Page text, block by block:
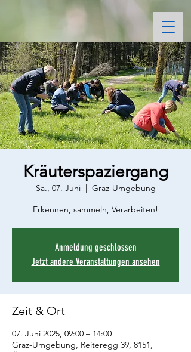
Kräuterspaziergang
Sa., 07. Juni
  |
Graz-Umgebung
Erkennen, sammeln, Verarbeiten!
Anmeldung geschlossen
Jetzt andere Veranstaltungen ansehen
Zeit & Ort
07. Juni 2025, 09:00 – 14:00
Graz-Umgebung, Reiteregg 39, 8151,